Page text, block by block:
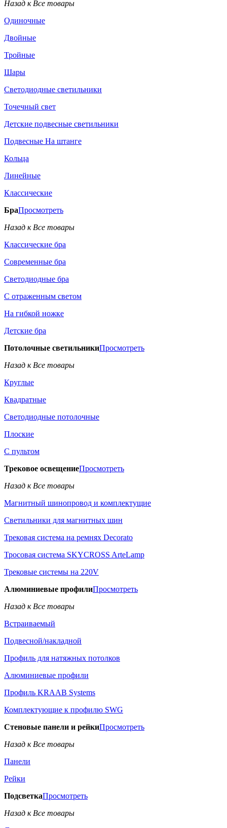
Назад к Все товары
Одиночные
Двойные
Тройные
Шары
Светодиодные светильники
Точечный свет
Детские подвесные светильники
Подвесные На штанге
Кольца
Линейные
Классические
БраПросмотреть
Назад к Все товары
Классические бра
Современные бра
Светодиодные бра
С отраженным светом
На гибкой ножке
Детские бра
Потолочные светильникиПросмотреть
Назад к Все товары
Круглые
Квадратные
Светодиодные потолочные
Плоские
С пультом
Трековое освещениеПросмотреть
Назад к Все товары
Магнитный шинопровод и комплектущие
Светильники для магнитных шин
Трековая система на ремнях Decorato
Тросовая система SKYCROSS ArteLamp
Трековые системы на 220V
Алюминиевые профилиПросмотреть
Назад к Все товары
Встраиваемый
Подвесной/накладной
Профиль для натяжных потолков
Алюминиевые профили
Профиль KRAAB Systems
Комплектующие к профилю SWG
Стеновые панели и рейкиПросмотреть
Назад к Все товары
Панели
Рейки
ПодсветкаПросмотреть
Назад к Все товары